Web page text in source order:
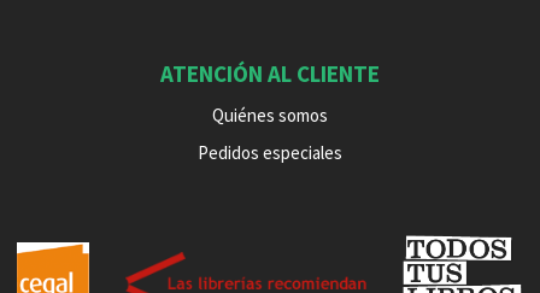
ATENCIÓN AL CLIENTE
Quiénes somos
Pedidos especiales